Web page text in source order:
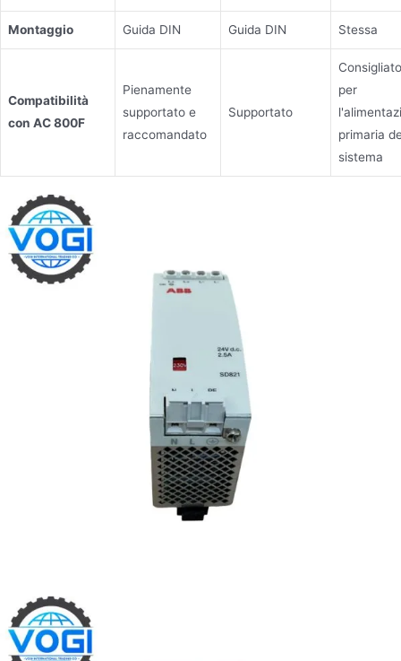
Montaggio Guida DIN Guida DIN Stessa
Compatibilità
con AC 800F
Pienamente
supportato e
raccomandato
Supportato
Consigliato
per
primaria
sistema